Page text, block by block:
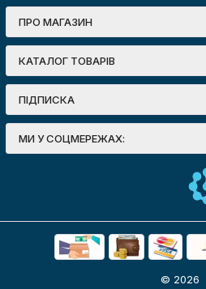
ПРО МАГАЗИН
КАТАЛОГ ТОВАРІВ
ПІДПИСКА
МИ У СОЦМЕРЕЖАХ:
© 2026